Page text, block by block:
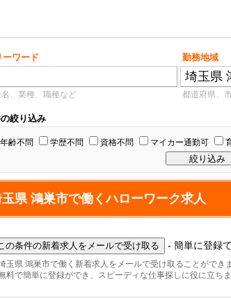
ーワード 勤務地域
、業種、職種など 都道府県、
絞り込み
年齢不問 学歴不問 資格不問 マイカー通勤可
県 鴻巣市で働くハローワーク求人
- 簡単に登録
玉県 鴻巣市で働く新着求人をメールで受け取ることができま
料で簡単に登録ができ、スピーディな仕事探しに役に立ちま